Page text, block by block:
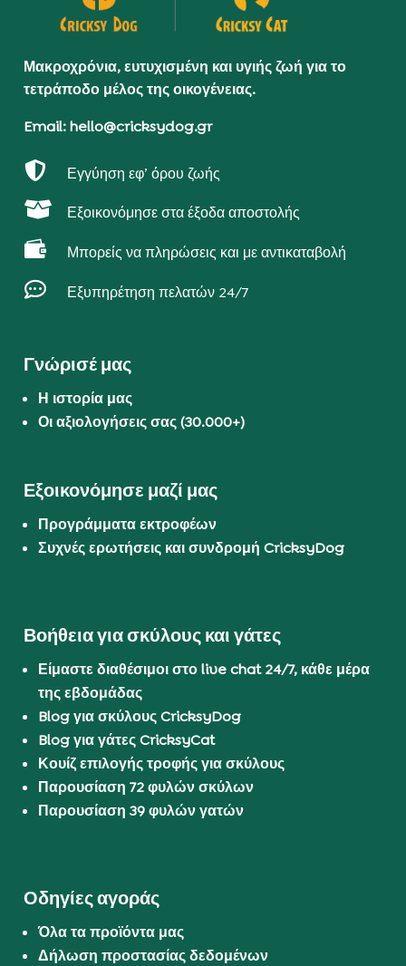
Μακροχρόνια, ευτυχισμένη και υγιής ζωή για το
τετράποδο μέλος της οικογένειας.
Email: hello@cricksydog.gr
 Εγγύηση εφ’ όρου ζωής
 Εξοικονόμησε στα έξοδα αποστολής
 Μπορείς να πληρώσεις και με αντικαταβολή
 Εξυπηρέτηση πελατών 24/7
Γνώρισέ μας
Η ιστορία μας
Οι αξιολογήσεις σας (30.000+)
Εξοικονόμησε μαζί μας
Προγράμματα εκτροφέων
Συχνές ερωτήσεις και συνδρομή CricksyDog
Βοήθεια για σκύλους και γάτες
Είμαστε διαθέσιμοι στο live chat 24/7, κάθε μέρα
της εβδομάδας
Blog για σκύλους CricksyDog
Blog για γάτες CricksyCat
Κουίζ επιλογής τροφής για σκύλους
Παρουσίαση 72 φυλών σκύλων
Παρουσίαση 39 φυλών γατών
Οδηγίες αγοράς
Όλα τα προϊόντα μας
Δήλωση προστασίας δεδομένων